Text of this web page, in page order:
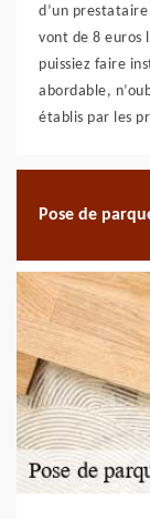
d’un
vont de 8 euros
puissiez faire
abordable,
établis par les
Pose de